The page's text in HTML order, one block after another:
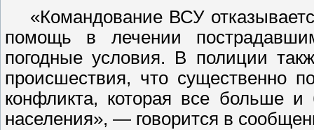
«Командование ВСУ
помощь в лечении
погодные условия. В полиции
происшествия, что существенно
конфликта, которая все больше
населения», — говорится в